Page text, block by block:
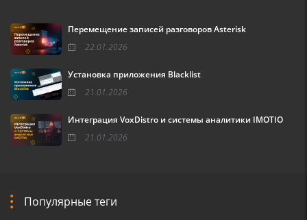
Перемещение записей разговоров Asterisk
22.01.2026
Установка приложения Blacklist
21.01.2026
Интеграция VoxDistro и системы аналитики IMOTIO
21.01.2026
Популярные теги